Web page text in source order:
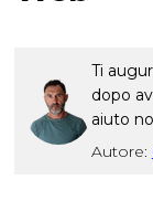
Ti
dopo
aiuto
Autore: